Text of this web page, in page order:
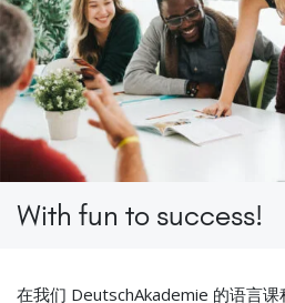
With fun to success!
在我们 DeutschAkademie 的语言